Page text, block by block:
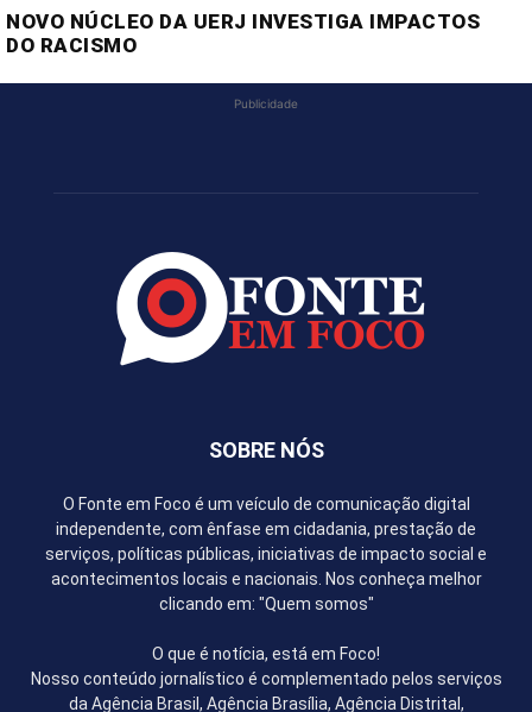
NOVO NÚCLEO DA UERJ INVESTIGA IMPACTOS
DO RACISMO
Publicidade
SOBRE NÓS
O Fonte em Foco é um veículo de comunicação digital
independente, com ênfase em cidadania, prestação de
serviços, políticas públicas, iniciativas de impacto social e
acontecimentos locais e nacionais. Nos conheça melhor
clicando em: "Quem somos"
O que é notícia, está em Foco!
Nosso conteúdo jornalístico é complementado pelos serviços
da Agência Brasil, Agência Brasília, Agência Distrital,